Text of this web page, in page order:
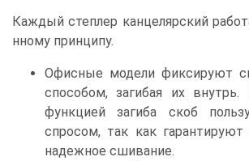
Каждый степлер канцелярский
нному принципу.
Офисные модели фиксируют
способом, загибая их
функцией загиба скоб
спросом, так как гарантируют
надежное сшивание.